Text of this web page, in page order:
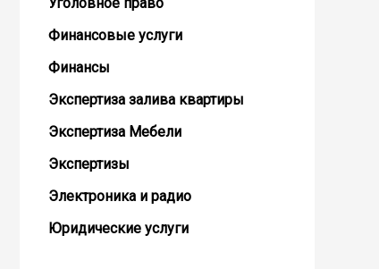
Финансовые услуги
Финансы
Экспертиза залива квартиры
Экспертиза Мебели
Экспертизы
Электроника и радио
Юридические услуги